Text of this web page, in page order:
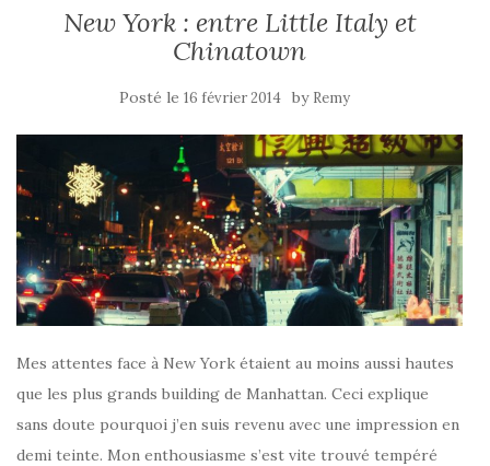
New York : entre Little Italy et
Chinatown
Posté le 16 février 2014 by Remy
Mes attentes face à New York étaient au moins aussi hautes
que les plus grands building de Manhattan. Ceci explique
sans doute pourquoi j’en suis revenu avec une impression en
demi teinte. Mon enthousiasme s’est vite trouvé tempéré